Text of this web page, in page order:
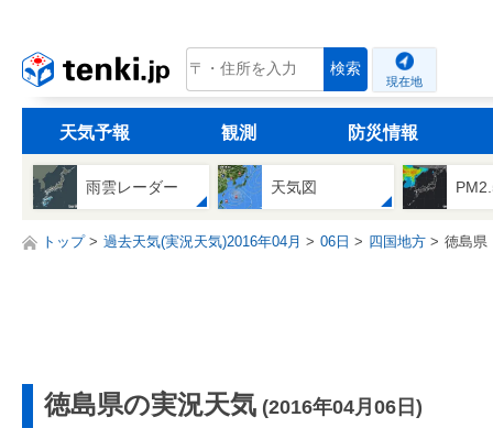
tenki.jp 検索
現在地
天気予報 観測 防災情報
雨雲レーダー 天気図
トップ 過去天気(実況天気)2016年04月 06日 四国地方 徳島県
徳島県の実況天気 (2016年04月06日)